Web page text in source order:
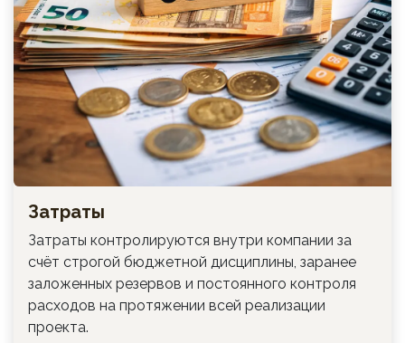
Затраты
Затраты контролируются внутри компании за
счёт строгой бюджетной дисциплины, заранее
заложенных резервов и постоянного контроля
расходов на протяжении всей реализации
проекта.